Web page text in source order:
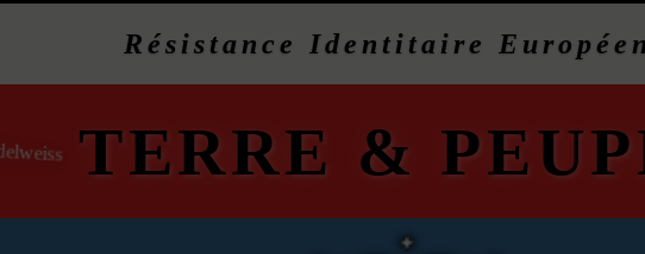
Résistance Identitaire
TERRE &